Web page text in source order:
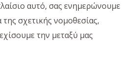
αυτό, σας ενημερώνουμε
της σχετικής νομοθεσίας,
την μεταξύ μας